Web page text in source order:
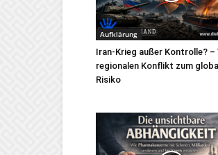
Aufklärung
Iran-Krieg außer Kontrolle? –
regionalen Konflikt zum
Risiko